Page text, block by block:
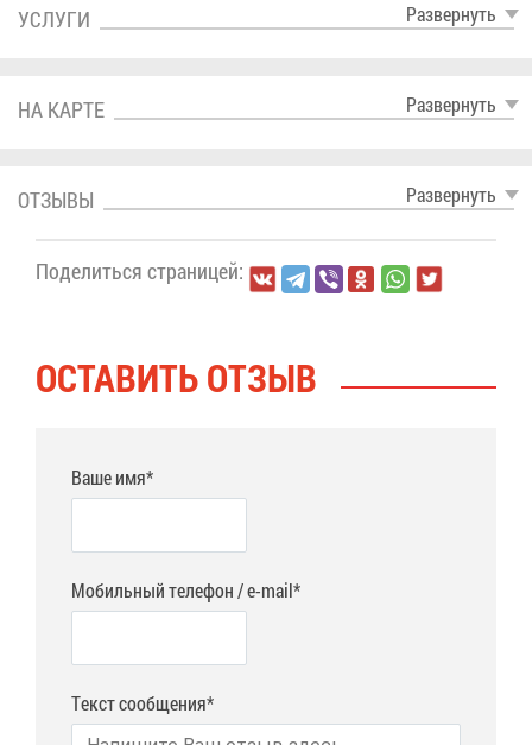
Раз­вер­нуть
УСЛУ­ГИ
Раз­вер­нуть
НА КАР­ТЕ
Раз­вер­нуть
ОТ­ЗЫ­ВЫ
По­де­лить­ся стра­ни­цей:
ОСТА­ВИТЬ ОТ­ЗЫВ
Ваше имя*
Мобильный телефон / e-mail*
Текст сообщения*